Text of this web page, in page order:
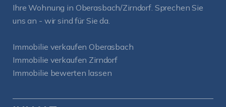
Ihre Wohnung in Oberasbach/Zirndorf. Sprechen Sie
uns an - wir sind für Sie da.
Immobilie verkaufen Oberasbach
Immobilie verkaufen Zirndorf
Immobilie bewerten lassen